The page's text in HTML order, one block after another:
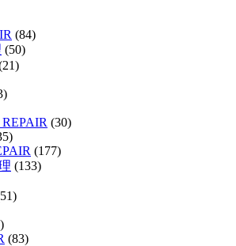
(84)
(50)
(30)
(177)
(133)
(83)